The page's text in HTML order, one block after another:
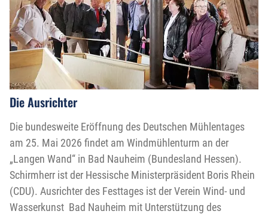
Die Ausrichter
Die bundesweite Eröffnung des Deutschen Mühlentages
am 25. Mai 2026 findet am Windmühlenturm an der
„Langen Wand“ in Bad Nauheim (Bundesland Hessen).
Schirmherr ist der Hessische Ministerpräsident Boris Rhein
(CDU). Ausrichter des Festtages ist der Verein Wind- und
Wasserkunst Bad Nauheim mit Unterstützung des